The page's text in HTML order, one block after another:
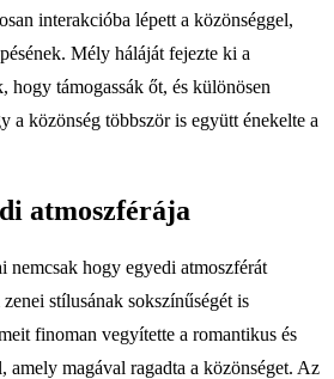
interakcióba lépett a közönséggel,
Mély háláját fejezte ki a
támogassák őt, és különösen
a közönség többször is együtt énekelte a
atmoszférája
nemcsak hogy egyedi atmoszférát
stílusának sokszínűségét is
finoman vegyítette a romantikus és
amely magával ragadta a közönséget. Az